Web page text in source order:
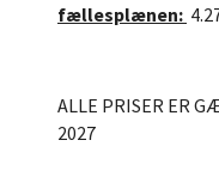
fællesplænen:
ALLE PRISER ER
2027